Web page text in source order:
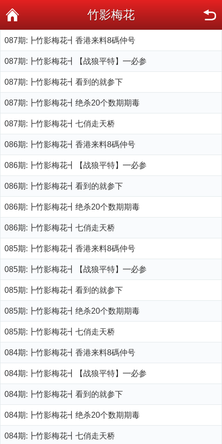
竹影梅花
087期:┣竹影梅花┫香港来料8碼仲号
087期:┣竹影梅花┫【战狼平特】━必参
087期:┣竹影梅花┫看到的就参下
087期:┣竹影梅花┫绝杀20个数期期毒
087期:┣竹影梅花┫七俏走天桥
086期:┣竹影梅花┫香港来料8碼仲号
086期:┣竹影梅花┫【战狼平特】━必参
086期:┣竹影梅花┫看到的就参下
086期:┣竹影梅花┫绝杀20个数期期毒
086期:┣竹影梅花┫七俏走天桥
085期:┣竹影梅花┫香港来料8碼仲号
085期:┣竹影梅花┫【战狼平特】━必参
085期:┣竹影梅花┫看到的就参下
085期:┣竹影梅花┫绝杀20个数期期毒
085期:┣竹影梅花┫七俏走天桥
084期:┣竹影梅花┫香港来料8碼仲号
084期:┣竹影梅花┫【战狼平特】━必参
084期:┣竹影梅花┫看到的就参下
084期:┣竹影梅花┫绝杀20个数期期毒
084期:┣竹影梅花┫七俏走天桥